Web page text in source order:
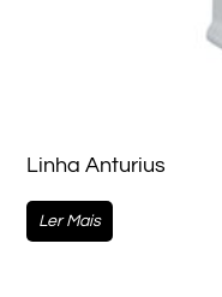
Linha Anturius
Ler Mais